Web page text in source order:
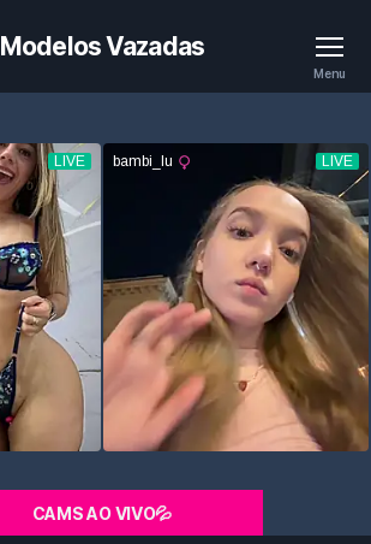
Modelos Vazadas
Menu
CAMS AO VIVO💦